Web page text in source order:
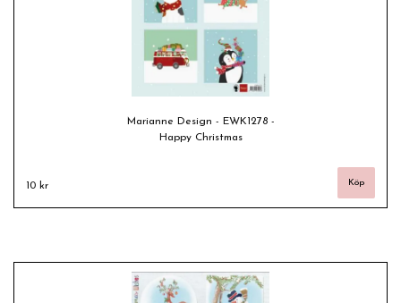
Marianne Design - EWK1278 -
Happy Christmas
10 kr